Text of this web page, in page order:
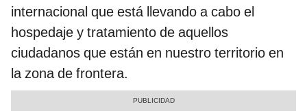
internacional que está llevando a cabo el
hospedaje y tratamiento de aquellos
ciudadanos que están en nuestro territorio en
la zona de frontera.